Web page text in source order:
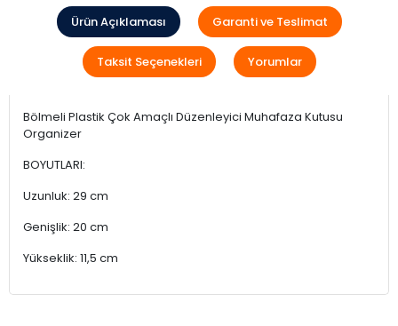
Ürün Açıklaması Garanti ve Teslimat
Taksit Seçenekleri Yorumlar
Bölmeli Plastik Çok Amaçlı Düzenleyici Muhafaza Kutusu
Organizer
BOYUTLARI:
Uzunluk: 29 cm
Genişlik: 20 cm
Yükseklik: 11,5 cm